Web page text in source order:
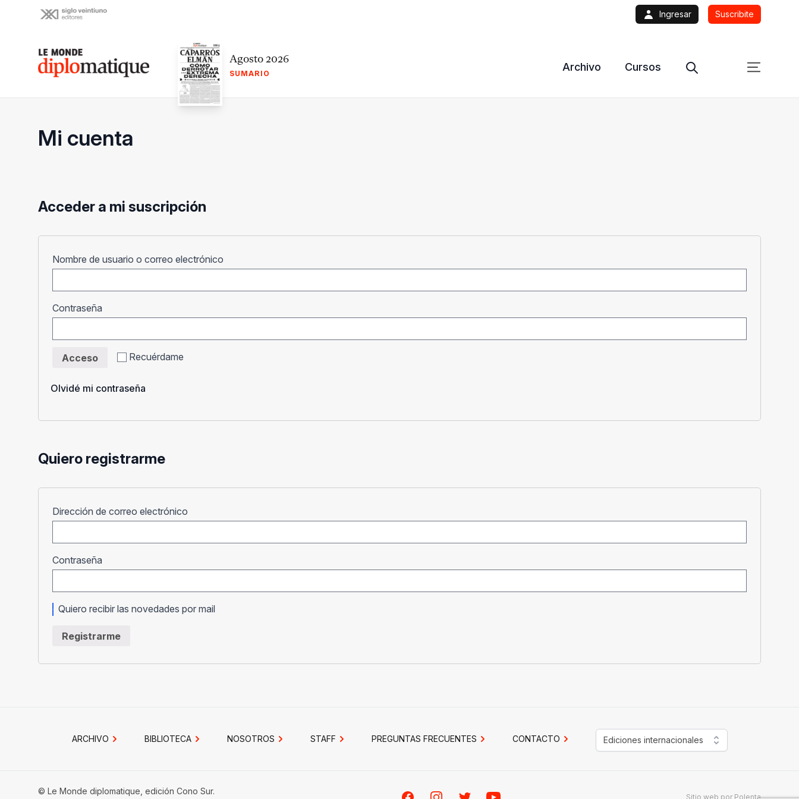
Ingresar Suscribite
Le monde diplomatique Agosto 2026
SUMARIO
Archivo Cursos
Mi cuenta
Acceder a mi suscripción
Nombre de usuario o correo electrónico
Contraseña
Recuérdame
Acceso
Olvidé mi contraseña
Quiero registrarme
Dirección de correo electrónico
Contraseña
Quiero recibir las novedades por mail
Registrarme
ARCHIVO BIBLIOTECA NOSOTROS STAFF PREGUNTAS FRECUENTES CONTACTO Ediciones internacionales
© Le Monde diplomatique, edición Cono Sur.
Sitio web por Polenta